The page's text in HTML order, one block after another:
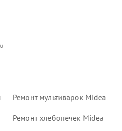
Ремонт мультиварок Midea
Ремонт хлебопечек Midea